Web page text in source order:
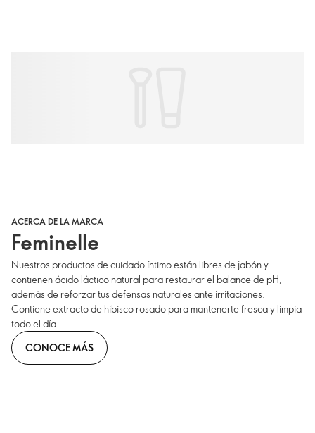
ACERCA DE LA MARCA
Feminelle
Nuestros productos de cuidado íntimo están libres de jabón y
contienen ácido láctico natural para restaurar el balance de pH,
además de reforzar tus defensas naturales ante irritaciones.
Contiene extracto de hibisco rosado para mantenerte fresca y limpia
todo el día.
CONOCE MÁS